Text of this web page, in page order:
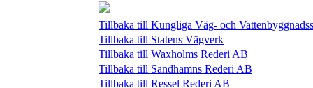
Tillbaka till Kungliga Väg- och
Tillbaka till Statens Vägverk
Tillbaka till Waxholms Rederi AB
Tillbaka till Sandhamns Rederi AB
Tillbaka till Ressel Rederi AB